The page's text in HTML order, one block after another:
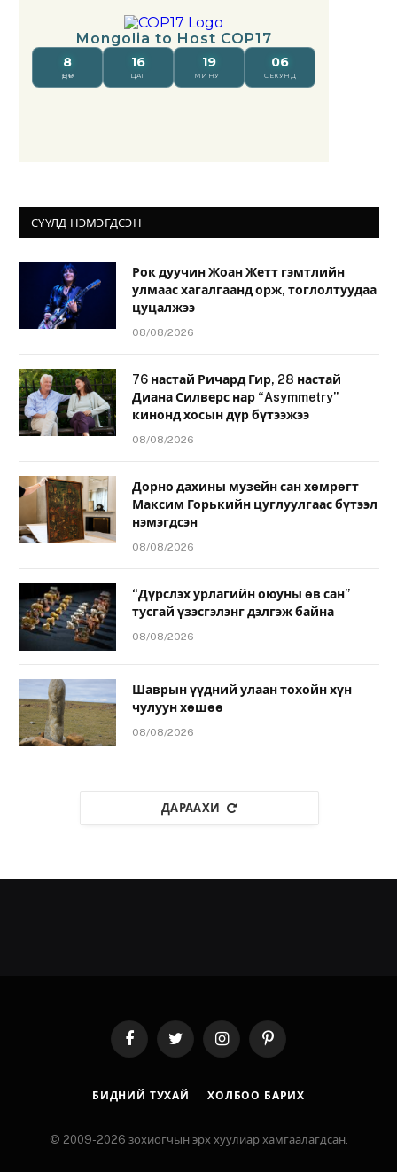
СҮҮЛД НЭМЭГДСЭН
Рок дуучин Жоан Жетт гэмтлийн
улмаас хагалгаанд орж, тоглолтуудаа
цуцалжээ
08/08/2026
76 настай Ричард Гир, 28 настай
Диана Силверс нар “Asymmetry”
кинонд хосын дүр бүтээжээ
08/08/2026
Дорно дахины музейн сан хөмрөгт
Максим Горькийн цуглуулгаас бүтээл
нэмэгдсэн
08/08/2026
“Дүрслэх урлагийн оюуны өв сан”
тусгай үзэсгэлэнг дэлгэж байна
08/08/2026
Шаврын үүдний улаан тохойн хүн
чулуун хөшөө
08/08/2026
ДАРААХИ
FacebookTwitter InstagramPinterest
БИДНИЙ ТУХАЙ ХОЛБОО БАРИХ
© 2009-2026 зохиогчын эрх хуулиар хамгаалагдсан.